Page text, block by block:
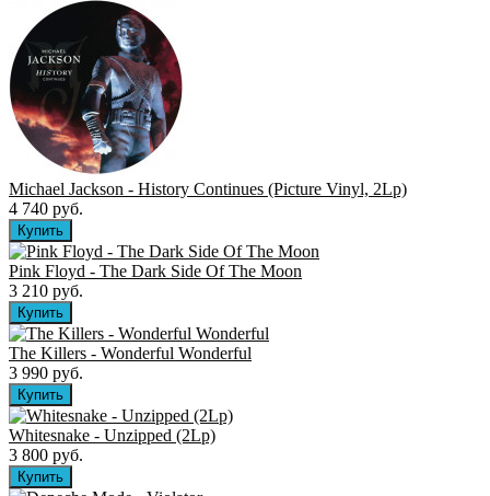
Michael Jackson - History Continues (Picture Vinyl, 2Lp)
4 740 руб.
Pink Floyd - The Dark Side Of The Moon
3 210 руб.
The Killers ‎- Wonderful Wonderful
3 990 руб.
Whitesnake - Unzipped (2Lp)
3 800 руб.